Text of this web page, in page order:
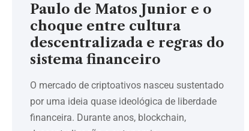
Paulo de Matos Junior e o
choque entre cultura
descentralizada e regras do
sistema financeiro
O mercado de criptoativos nasceu sustentado
por uma ideia quase ideológica de liberdade
financeira. Durante anos, blockchain,